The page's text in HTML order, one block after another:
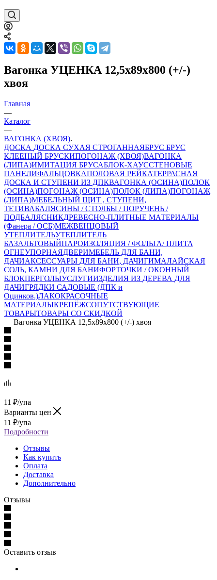
Вагонка УЦЕНКА 12,5x89x800 (+/-)
хвоя
Главная
—
Каталог
—
ВАГОНКА (ХВОЯ)
ДОСКА ДОСКА СУХАЯ СТРОГАННАЯБРУС БРУС
КЛЕЕНЫЙ БРУСКИПОГОНАЖ (ХВОЯ)ВАГОНКА
(ЛИПА)ИМИТАЦИЯ БРУСАБЛОК-ХАУССТЕНОВЫЕ
ПАНЕЛИФАЛЬЦОВКАПОЛОВАЯ РЕЙКАТЕРРАСНАЯ
ДОСКА И СТУПЕНИ ИЗ ДПКВАГОНКА (ОСИНА)ПОЛОК
(ОСИНА)ПОГОНАЖ (ОСИНА)ПОЛОК (ЛИПА)ПОГОНАЖ
(ЛИПА)МЕБЕЛЬНЫЙ ЩИТ , СТУПЕНИ,
ТЕТИВАБАЛЯСИНЫ / СТОЛБЫ / ПОРУЧЕНЬ /
ПОДБАЛЯСНИКДРЕВЕСНО-ПЛИТНЫЕ МАТЕРИАЛЫ
(Фанера / ОСБ)МЕЖВЕНЦОВЫЙ
УТЕПЛИТЕЛЬУТЕПЛИТЕЛЬ
БАЗАЛЬТОВЫЙПАРОИЗОЛЯЦИЯ / ФОЛЬГА/ ПЛИТА
ОГНЕУПОРНАЯДВЕРИМЕБЕЛЬ ДЛЯ БАНИ,
ДАЧИАКСЕССУАРЫ ДЛЯ БАНИ, ДАЧИГИМАЛАЙСКАЯ
СОЛЬ, КАМНИ ДЛЯ БАНИФОРТОЧКИ / ОКОННЫЙ
БЛОКПЕРГОЛЫУСЛУГИИЗДЕЛИЯ ИЗ ДЕРЕВА ДЛЯ
ДАЧИГРЯДКИ САДОВЫЕ (ДПК и
Оцинков.)ЛАКОКРАСОЧНЫЕ
МАТЕРИАЛЫКРЕПЁЖСОПУТСТВУЮЩИЕ
ТОВАРЫТОВАРЫ СО СКИДКОЙ
— Вагонка УЦЕНКА 12,5x89x800 (+/-) хвоя
11 ₽/упа
Варианты цен
11 ₽/упа
Подробности
Отзывы
Как купить
Оплата
Доставка
Дополнительно
Отзывы
Оставить отзыв